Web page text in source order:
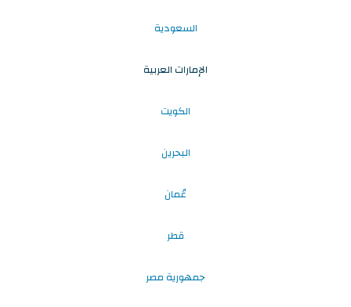
السعودية
الإمارات العربية
الكويت
البحرين
عُمان
قطر
جمهورية مصر